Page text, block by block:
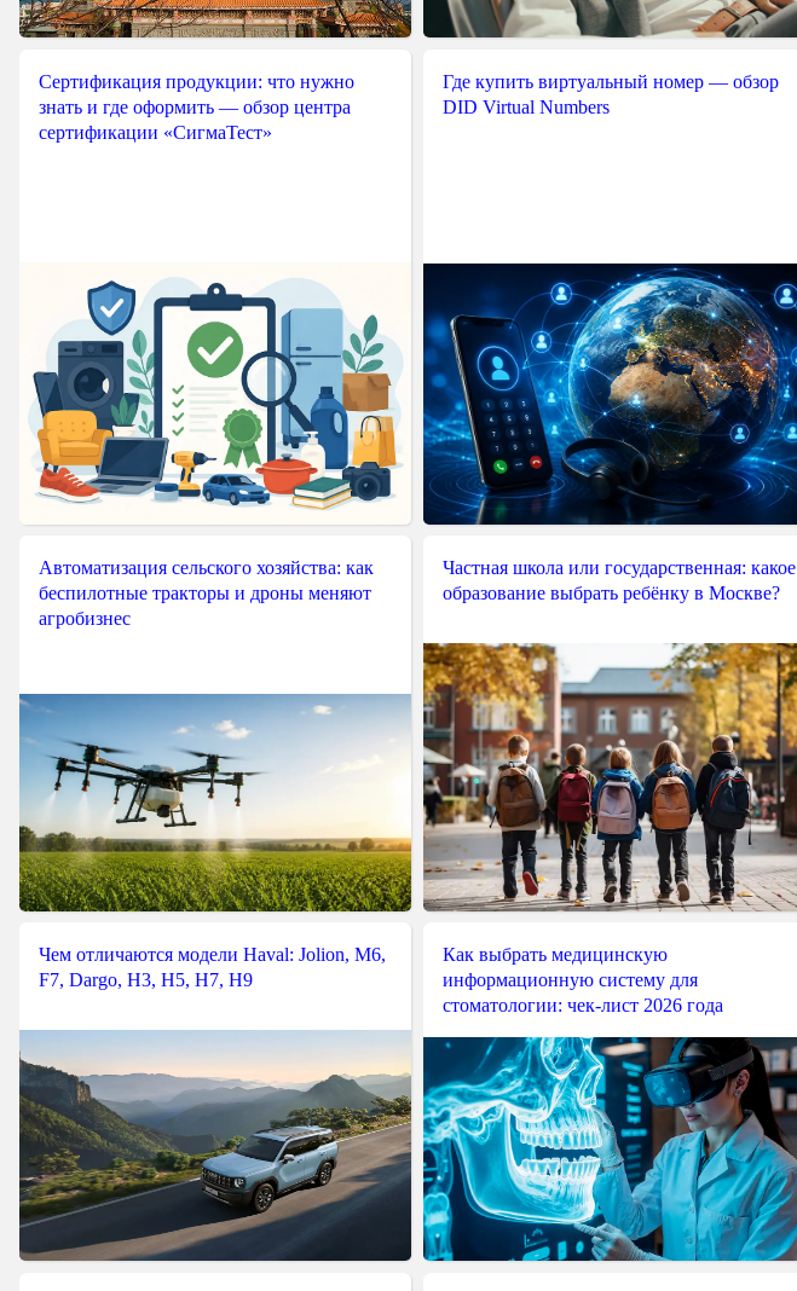
Сертификация продукции: что нужно
знать и где оформить — обзор центра
сертификации «СигмаТест»
Где купить виртуальный номер — обзор
DID Virtual Numbers
Автоматизация сельского хозяйства: как
беспилотные тракторы и дроны меняют
агробизнес
Частная школа или государственная: какое
образование выбрать ребёнку в Москве?
Чем отличаются модели Haval: Jolion, M6,
F7, Dargo, H3, H5, H7, H9
Как выбрать медицинскую
информационную систему для
стоматологии: чек-лист 2026 года